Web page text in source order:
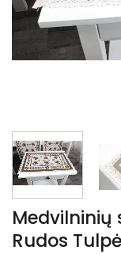
Medvilninių
Rudos